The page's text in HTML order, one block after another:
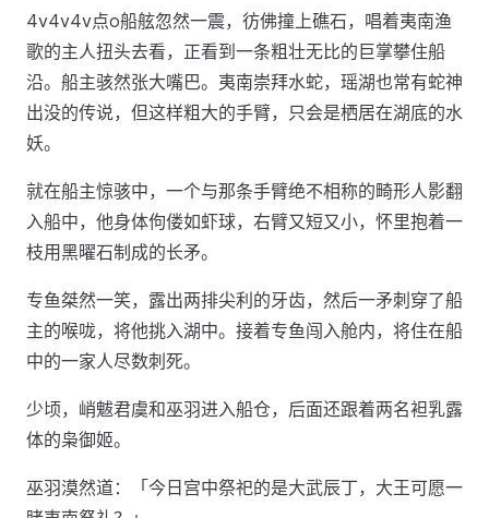
4v4v4v点o船舷忽然一震，彷佛撞上礁石，唱着夷南渔
歌的主人扭头去看，正看到一条粗壮无比的巨掌攀住船
沿。船主骇然张大嘴巴。夷南崇拜水蛇，瑶湖也常有蛇神
出没的传说，但这样粗大的手臂，只会是栖居在湖底的水
妖。
就在船主惊骇中，一个与那条手臂绝不相称的畸形人影翻
入船中，他身体佝偻如虾球，右臂又短又小，怀里抱着一
枝用黑曜石制成的长矛。
专鱼桀然一笑，露出两排尖利的牙齿，然后一矛刺穿了船
主的喉咙，将他挑入湖中。接着专鱼闯入舱内，将住在船
中的一家人尽数刺死。
少顷，峭魃君虞和巫羽进入船仓，后面还跟着两名袒乳露
体的枭御姬。
巫羽漠然道：「今日宫中祭祀的是大武辰丁，大王可愿一